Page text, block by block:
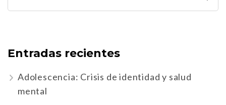
Entradas recientes
Adolescencia: Crisis de identidad y salud
mental